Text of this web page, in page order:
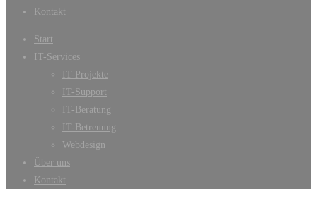
Kontakt
Start
IT-Services
IT-Projekte
IT-Support
IT-Beratung
IT-Betreuung
Webdesign
Über uns
Kontakt